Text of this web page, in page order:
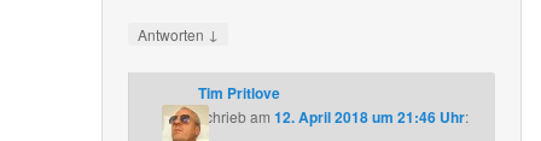
Antworten ↓
Tim Pritlove
schriebam 12. April 2018 um 21:46 Uhr: